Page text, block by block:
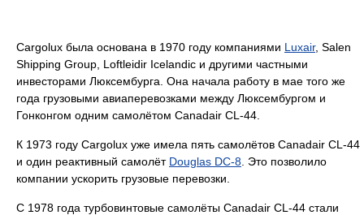
Cargolux была основана в 1970 году компаниями Luxair, Salen
Shipping Group, Loftleidir Icelandic и другими частными
инвесторами Люксембурга. Она начала работу в мае того же
года грузовыми авиаперевозками между Люксембургом и
Гонконгом одним самолётом Canadair CL-44.
К 1973 году Cargolux уже имела пять самолётов Canadair CL-44
и один реактивный самолёт Douglas DC-8 . Это позволило
компании ускорить грузовые перевозки.
С 1978 года турбовинтовые самолёты Canadair CL-44 стали